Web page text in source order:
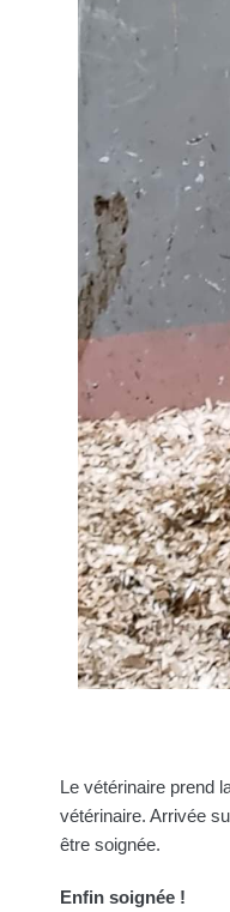
Le vétérinaire prend
vétérinaire. Arrivée
être soignée.
Enfin soignée !